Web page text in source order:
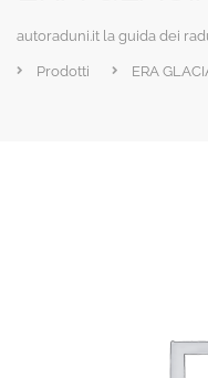
autoraduni.it la guida dei
Prodotti ERA